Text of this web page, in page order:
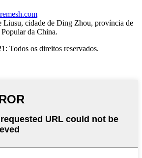
Liusu, cidade de Ding Zhou, província de
da China.
Todos os direitos reservados.